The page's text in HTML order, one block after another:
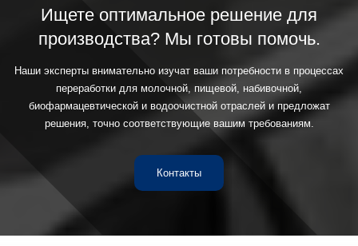
Ищете оптимальное решение для
производства? Мы готовы помочь.
Наши эксперты внимательно изучат ваши потребности в процессах
переработки для молочной, пищевой, набивочной,
биофармацевтической и водоочистной отраслей и предложат
решения, точно соответствующие вашим требованиям.
Контакты